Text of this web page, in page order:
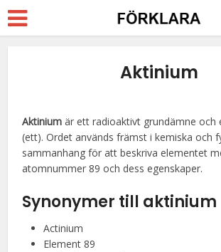
Aktinium
Aktinium är ett radioaktivt grundämne och
(ett). Ordet används främst i kemiska och
sammanhang för att beskriva elementet
atomnummer 89 och dess egenskaper.
Synonymer till aktinium
Actinium
Element 89